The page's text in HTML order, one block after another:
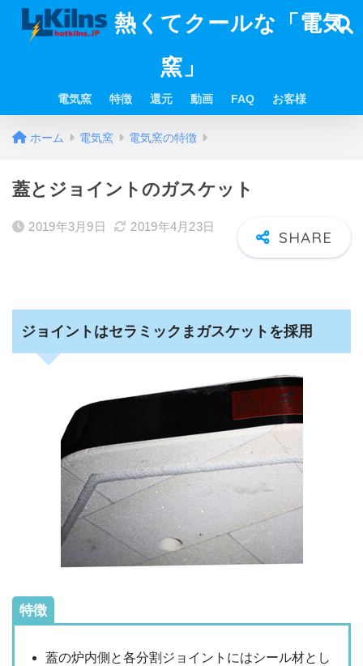
熱くてクールな「電気
窯」
電気窯 特徴 還元 動画 FAQ お客様
ホーム 電気窯 電気窯の特徴
蓋とジョイントのガスケット
2019年3月9日 2019年4月23日
ジョイントはセラミックまガスケットを採用
特徴
蓋の炉内側と各分割ジョイントにはシール材とし